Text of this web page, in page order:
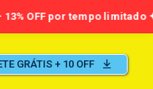
GRÁTIS + 10 OFF